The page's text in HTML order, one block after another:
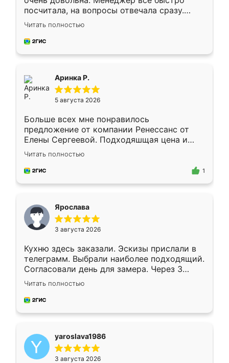
посчитала, на вопросы отвечала сразу.
Замерщик приехал в субботу, подошёл к
делу со всей ответственностью. Собрали
за день, ребята работали аккуратно, даже
Читать полностью
Аринка Р.
5 августа 2026
Больше всех мне понравилось
предложение от компании Ренессанс от
Елены Сергеевой. Подходяшщая цена и
короткие сроки изготовления. Приехавший
для замера сотрудник Владислав
предложил по моему эскизу самый
Читать полностью
1
Ярослава
3 августа 2026
Кухню здесь заказали. Эскизы прислали в
телеграмм. Выбрали наиболее подходящий.
Согласовали день для замера. Через 3
недели кухня была уже готова. Остались
довольны работой. Спасибо Ренессанс
мебель за качественную работу!
Читать полностью
yaroslava1986
3 августа 2026